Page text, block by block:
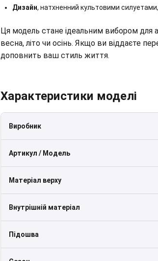
Дизайн, натхненний культовими
Ця модель стане ідеальним вибором для
весна, літо чи осінь. Якщо ви віддаєте
доповнить ваш стиль життя.
Характеристики моделі
Виробник
Артикул / Модель
Матеріал верху
Внутрішній матеріал
Підошва